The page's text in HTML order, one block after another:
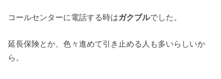
コールセンターに電話する時はガクブルでした。
延長保険とか、色々進めて引き止める人も多いらしいか
ら。